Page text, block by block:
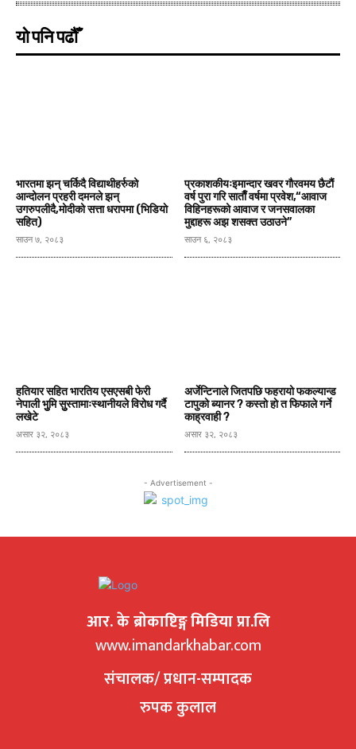
यो पनि पढौँ
भारतमा झन् चर्किदै विद्याथीहर्रुको
आन्दोलन प्रहरी दमनले झन्
उगरुपलीदै,मोदीको सत्ता धरापमा (भिडियाे
सहित)
साउन ७, २०८३
प्रकाशकीयःइमान्दार खवर गाैरवमय छैटाैं
वर्ष पुरा गरि साताैँ वर्षमा प्रवेश,“आवाज
विहिनहरूको आवाज र जनसवालका
मुद्दाहरू अझ शसक्त उठाउने”
साउन ६, २०८३
हतियार सहित भारतिय एसएसबी फेरी
नेपाली भुुमि सुुस्तामाःस्थानीयले विरोध गर्दै
लखेटे
असार ३२, २०८३
अर्जेन्टिनाले जितपछि फहरायो फकल्यान्ड
टापुको ब्यानर ? कस्ताे हाे त फिफाले गर्ने
काह्रवाही ?
असार ३२, २०८३
- Advertisement -
आर. के ब्राेकाष्टिङ्ग मिडिया प्रा.लि
www.imandarkhabar.com
संचालक/ प्रधान-सम्पादक
रुपक कुलाल